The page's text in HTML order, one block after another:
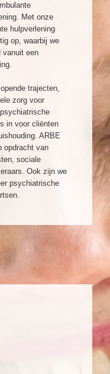
Met onze
hulpverlening
op, waarbij we
vanuit een
trajecten,
zorg voor
in voor cliënten
ARBE
opdracht van
sociale
Ook zijn we
psychiatrische